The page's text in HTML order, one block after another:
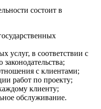
состоит в
услуг, в соответствии с
с клиентами;
работ по проекту;
клиенту;
обслуживание.